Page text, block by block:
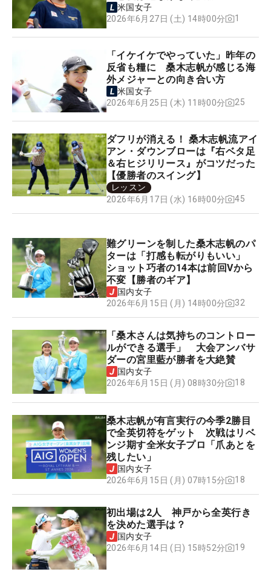
米国女子
2026年6月27日 (土) 14時00分
1
「イケイケでやっていた」昨年の
反省も糧に 桑木志帆が感じる海
外メジャーとの向き合い方
米国女子
2026年6月25日 (木) 11時00分
25
ダフリが消える！ 桑木志帆流アイ
アン・ダウンブローは『右ベタ足
＆右ヒジリリース』がコツだった
【優勝者のスイング】
レッスン
2026年6月17日 (水) 16時00分
45
難グリーンを制した桑木志帆のパ
ターは「打感も転がりもいい」
ショット巧者の14本は前回Vから
不変【勝者のギア】
国内女子
2026年6月15日 (月) 14時00分
32
「桑木さんは気持ちのコントロー
ルができる選手」 大会アンバサ
ダーの宮里藍が勝者を大絶賛
国内女子
2026年6月15日 (月) 08時30分
18
桑木志帆が有言実行の今季2勝目
で全英切符をゲット 次戦はリベ
ンジ期す全米女子プロ「爪あとを
残したい」
国内女子
2026年6月15日 (月) 07時15分
18
初出場は2人 神戸から全英行き
を決めた選手は？
国内女子
2026年6月14日 (日) 15時52分
19